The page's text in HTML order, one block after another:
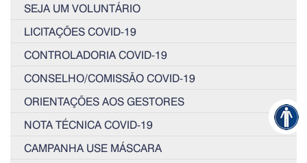
SEJA UM VOLUNTÁRIO
LICITAÇÕES COVID-19
CONTROLADORIA COVID-19
CONSELHO/COMISSÃO COVID-19
ORIENTAÇÕES AOS GESTORES
NOTA TÉCNICA COVID-19
CAMPANHA USE MÁSCARA